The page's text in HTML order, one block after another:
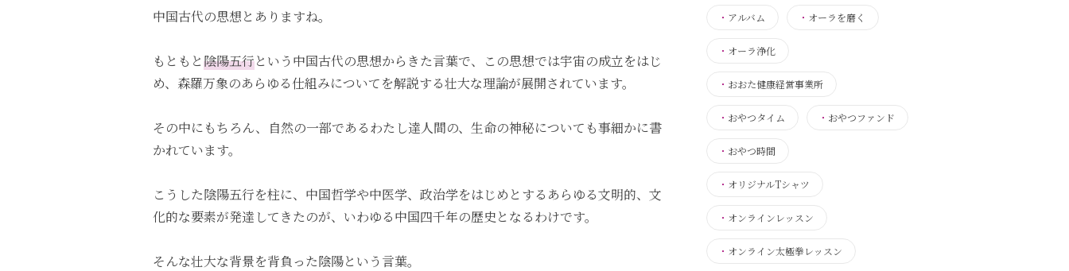
中国古代の思想とありますね。
もともと陰陽五行という中国古代の思想からきた言葉で、この思想では宇宙の成立をはじ
め、森羅万象のあらゆる仕組みについてを解説する壮大な理論が展開されています。
その中にもちろん、自然の一部であるわたし達人間の、生命の神秘についても事細かに書
かれています。
こうした陰陽五行を柱に、中国哲学や中医学、政治学をはじめとするあらゆる文明的、文
化的な要素が発達してきたのが、いわゆる中国四千年の歴史となるわけです。
そんな壮大な背景を背負った陰陽という言葉。
・ アルバム ・ オーラを磨く
・ オーラ浄化
・ おおた健康経営事業所
・ おやつタイム ・ おやつファンド
・ おやつ時間
・ オリジナルTシャツ
・ オンラインレッスン
・ オンライン太極拳レッスン